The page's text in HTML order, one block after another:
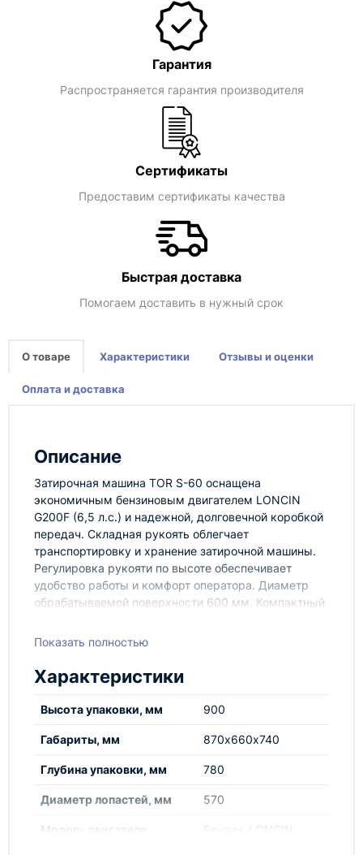
Гарантия
Распространяется гарантия производителя
Сертификаты
Предоставим сертификаты качества
Быстрая доставка
Помогаем доставить в нужный срок
О товаре Характеристики Отзывы и оценки
Оплата и доставка
Описание
Затирочная машина TOR S-60 оснащена
экономичным бензиновым двигателем LONCIN
G200F (6,5 л.с.) и надежной, долговечной коробкой
передач. Складная рукоять облегчает
транспортировку и хранение затирочной машины.
Регулировка рукояти по высоте обеспечивает
удобство работы и комфорт оператора. Диаметр
обрабатываемой поверхности 600 мм. Компактный
труднодоступных участках объектов со сложной
ремонте и гражданском строительстве для
подготовки гипсовых и цементно-песчаных стяжек
под дальнейшую укладку ковровых покрытий. В
бетонных полов. Подробные технические
Преимущества затирочных машин TOR S: -
затирочную машины при невозможности
подключения к электросети - Защитная решетка
Показать полностью
Характеристики
Высота упаковки, мм 900
Габариты, мм 870х660х740
Глубина упаковки, мм 780
Диаметр лопастей, мм 570
Модель двигателя
Бензин, LONCIN